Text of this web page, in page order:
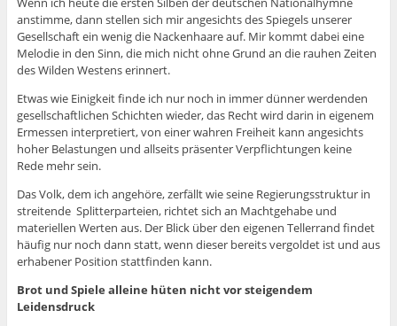
anstimme, dann stellen sich mir angesichts des Spiegels unserer
Gesellschaft ein wenig die Nackenhaare auf. Mir kommt dabei eine
Melodie in den Sinn, die mich nicht ohne Grund an die rauhen Zeiten
des Wilden Westens erinnert.
Etwas wie Einigkeit finde ich nur noch in immer dünner werdenden
gesellschaftlichen Schichten wieder, das Recht wird darin in eigenem
Ermessen interpretiert, von einer wahren Freiheit kann angesichts
hoher Belastungen und allseits präsenter Verpflichtungen keine
Rede mehr sein.
Das Volk, dem ich angehöre, zerfällt wie seine Regierungsstruktur in
streitende Splitterparteien, richtet sich an Machtgehabe und
materiellen Werten aus. Der Blick über den eigenen Tellerrand findet
häufig nur noch dann statt, wenn dieser bereits vergoldet ist und aus
erhabener Position stattfinden kann.
Brot und Spiele alleine hüten nicht vor steigendem
Leidensdruck